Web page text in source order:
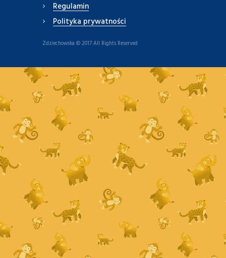
Regulamin
Polityka prywatności
Zdziechowska © 2017 All Rights Reserved